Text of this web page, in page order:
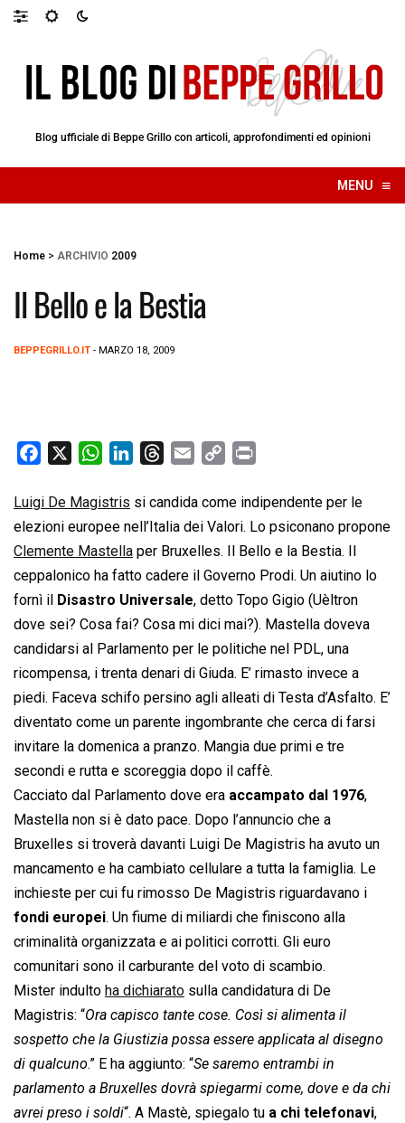
Blog ufficiale di Beppe Grillo con articoli, approfondimenti ed opinioni
MENU ≡
☰
Home > ARCHIVIO 2009
Il Bello e la Bestia
BEPPEGRILLO.IT - MARZO 18, 2009
c
e
b
o
o
k
W
a
t
s
A
p
p
n
k
e
d
I
n
r
e
a
d
s
a
i
l
p
y
L
i
n
k
i
n
t
Luigi De Magistris si candida come indipendente per le
elezioni europee nell’Italia dei Valori. Lo psiconano propone
Clemente Mastella per Bruxelles. Il Bello e la Bestia. Il
ceppalonico ha fatto cadere il Governo Prodi. Un aiutino lo
fornì il Disastro Universale, detto Topo Gigio (Uèltron
dove sei? Cosa fai? Cosa mi dici mai?). Mastella doveva
candidarsi al Parlamento per le politiche nel PDL, una
ricompensa, i trenta denari di Giuda. E’ rimasto invece a
piedi. Faceva schifo persino agli alleati di Testa d’Asfalto. E’
diventato come un parente ingombrante che cerca di farsi
invitare la domenica a pranzo. Mangia due primi e tre
secondi e rutta e scoreggia dopo il caffè.
Cacciato dal Parlamento dove era accampato dal 1976,
Mastella non si è dato pace. Dopo l’annuncio che a
Bruxelles si troverà davanti Luigi De Magistris ha avuto un
mancamento e ha cambiato cellulare a tutta la famiglia. Le
inchieste per cui fu rimosso De Magistris riguardavano i
fondi europei. Un fiume di miliardi che finiscono alla
criminalità organizzata e ai politici corrotti. Gli euro
comunitari sono il carburante del voto di scambio.
Mister indulto ha dichiarato sulla candidatura di De
Magistris: “Ora capisco tante cose. Così si alimenta il
sospetto che la Giustizia possa essere applicata al disegno
di qualcuno.” E ha aggiunto: “Se saremo entrambi in
parlamento a Bruxelles dovrà spiegarmi come, dove e da chi
avrei preso i soldi“. A Mastè, spiegalo tu a chi telefonavi,